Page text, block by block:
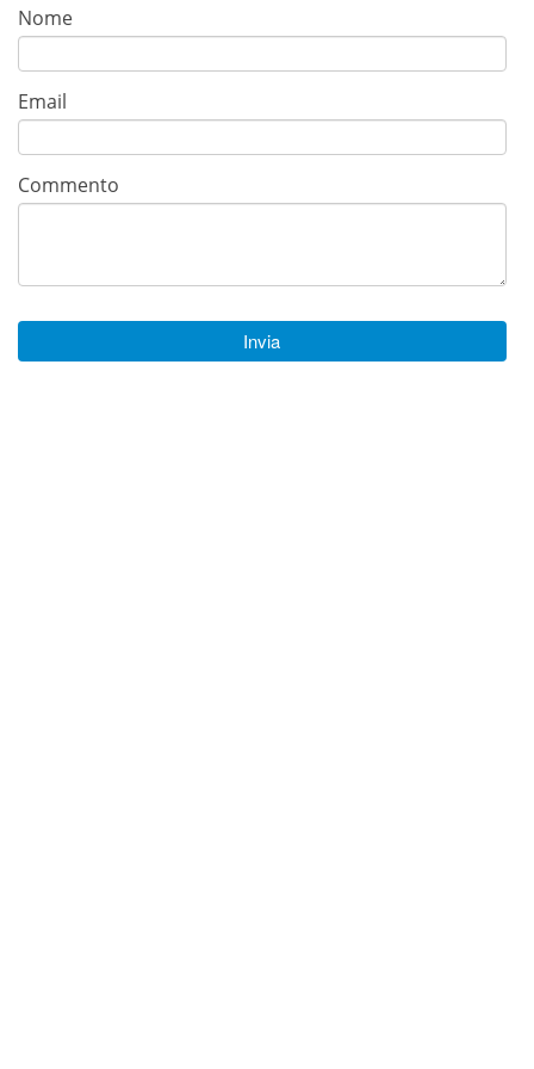
Nome
Email
Commento
Invia